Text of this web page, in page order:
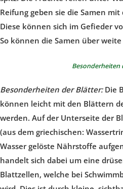
Reifung geben sie die Samen
Diese können sich im Gefieder
So können die Samen über
Besonderheiten
Besonderheiten der Blätter:Die
können leicht mit den Blättern
werden. Auf der Unterseite der
(aus dem griechischen:
Wasser gelöste Nährstoffe
handelt sich dabei um eine
Blattzellen, welche bei